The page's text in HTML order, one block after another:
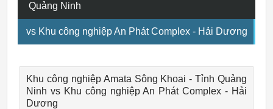
Quảng Ninh
vs Khu công nghiệp An Phát Complex - Hải Dương
Khu công nghiệp Amata Sông Khoai - Tỉnh Quảng
Ninh vs Khu công nghiệp An Phát Complex - Hải
Dương